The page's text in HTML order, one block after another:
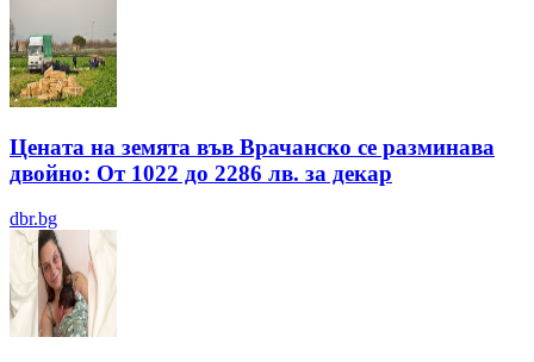
Цената на земята във Врачанско се разминава
двойно: От 1022 до 2286 лв. за декар
dbr.bg